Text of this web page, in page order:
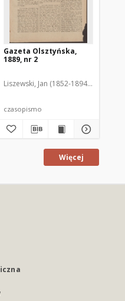
Gazeta Olsztyńska,
1889, nr 2
Liszewski, Jan (1852-1894). Red.
czasopismo
Więcej